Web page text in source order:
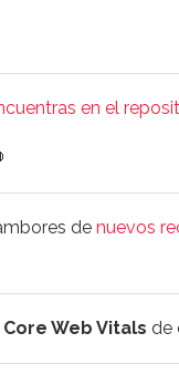
en el
de nuevos
Core Web Vitals de